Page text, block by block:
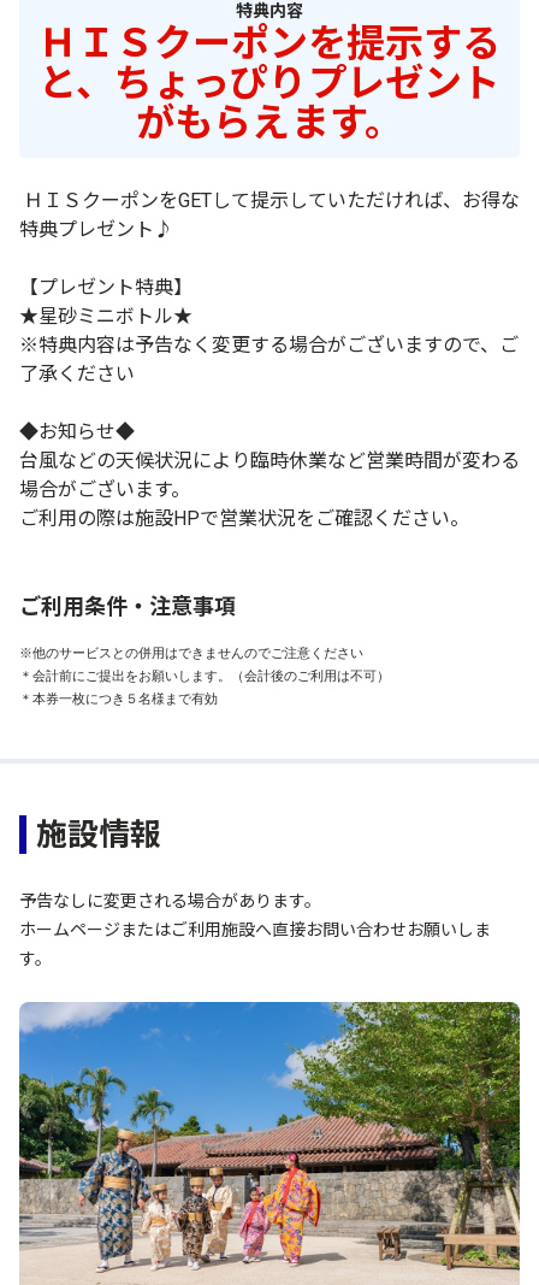
特典内容
ＨＩＳクーポンを提示する
と、ちょっぴりプレゼント
がもらえます。
ＨＩＳクーポンをGETして提示していただければ、お得な
特典プレゼント♪
【プレゼント特典】
★星砂ミニボトル★
※特典内容は予告なく変更する場合がございますので、ご
了承ください
◆お知らせ◆
台風などの天候状況により臨時休業など営業時間が変わる
場合がございます。
ご利用の際は施設HPで営業状況をご確認ください。
ご利用条件・注意事項
※他のサービスとの併用はできませんのでご注意ください
＊会計前にご提出をお願いします。（会計後のご利用は不可）
＊本券一枚につき５名様まで有効
施設情報
予告なしに変更される場合があります。
ホームページまたはご利用施設へ直接お問い合わせお願いしま
す。